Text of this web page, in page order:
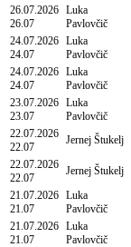
26.07.2026
26.07
Luka
Pavlovčič
24.07.2026
24.07
Luka
Pavlovčič
24.07.2026
24.07
Luka
Pavlovčič
23.07.2026
23.07
Luka
Pavlovčič
22.07.2026
22.07
Jernej Štukelj
22.07.2026
22.07
Jernej Štukelj
21.07.2026
21.07
Luka
Pavlovčič
21.07.2026
21.07
Luka
Pavlovčič